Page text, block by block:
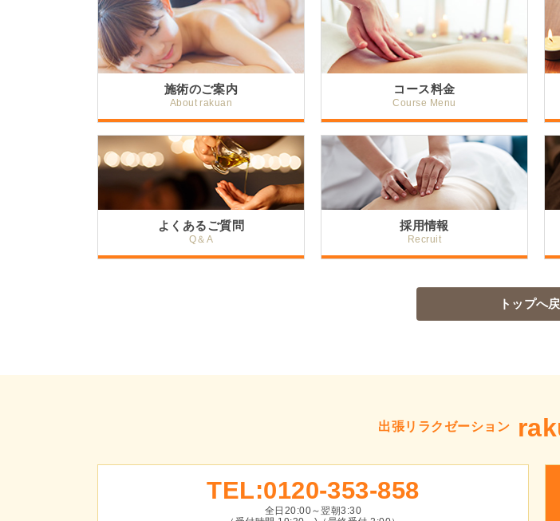
施術のご案内
About rakuan
コース料金
Course Menu
よくあるご質問
Q＆A
採用情報
Recruit
トップへ
出張リラクゼーション
TEL:0120-353-858
全日20:00～翌朝3:30